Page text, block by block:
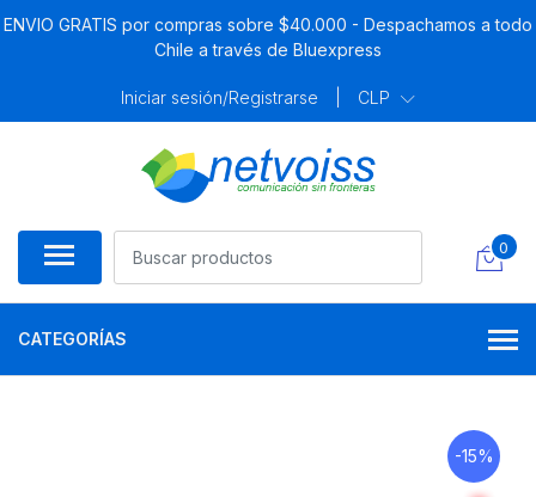
ENVIO GRATIS por compras sobre $40.000 - Despachamos a todo
Chile a través de Bluexpress
Iniciar sesión/Registrarse CLP
0
CATEGORÍAS
-15%